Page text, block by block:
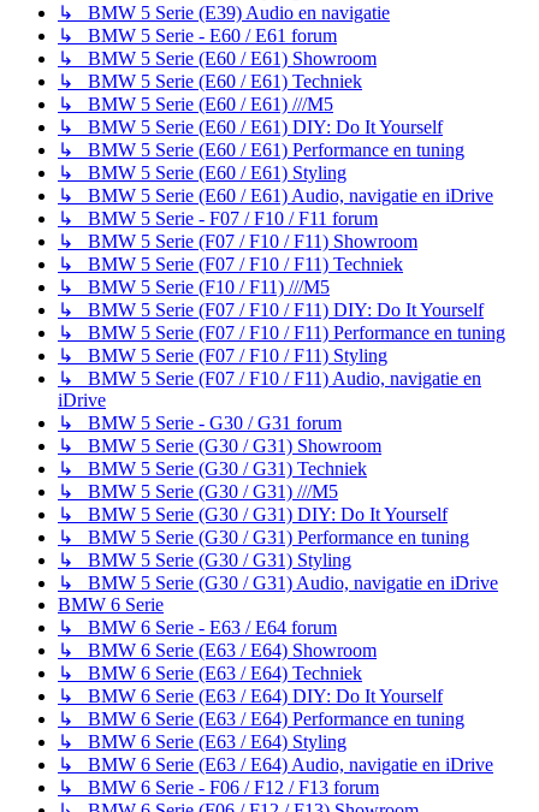
↳ BMW 5 Serie (E39) Audio en navigatie
↳ BMW 5 Serie - E60 / E61 forum
↳ BMW 5 Serie (E60 / E61) Showroom
↳ BMW 5 Serie (E60 / E61) Techniek
↳ BMW 5 Serie (E60 / E61) ///M5
↳ BMW 5 Serie (E60 / E61) DIY: Do It Yourself
↳ BMW 5 Serie (E60 / E61) Performance en tuning
↳ BMW 5 Serie (E60 / E61) Styling
↳ BMW 5 Serie (E60 / E61) Audio, navigatie en iDrive
↳ BMW 5 Serie - F07 / F10 / F11 forum
↳ BMW 5 Serie (F07 / F10 / F11) Showroom
↳ BMW 5 Serie (F07 / F10 / F11) Techniek
↳ BMW 5 Serie (F10 / F11) ///M5
↳ BMW 5 Serie (F07 / F10 / F11) DIY: Do It Yourself
↳ BMW 5 Serie (F07 / F10 / F11) Performance en tuning
↳ BMW 5 Serie (F07 / F10 / F11) Styling
↳ BMW 5 Serie (F07 / F10 / F11) Audio, navigatie en
iDrive
↳ BMW 5 Serie - G30 / G31 forum
↳ BMW 5 Serie (G30 / G31) Showroom
↳ BMW 5 Serie (G30 / G31) Techniek
↳ BMW 5 Serie (G30 / G31) ///M5
↳ BMW 5 Serie (G30 / G31) DIY: Do It Yourself
↳ BMW 5 Serie (G30 / G31) Performance en tuning
↳ BMW 5 Serie (G30 / G31) Styling
↳ BMW 5 Serie (G30 / G31) Audio, navigatie en iDrive
BMW 6 Serie
↳ BMW 6 Serie - E63 / E64 forum
↳ BMW 6 Serie (E63 / E64) Showroom
↳ BMW 6 Serie (E63 / E64) Techniek
↳ BMW 6 Serie (E63 / E64) DIY: Do It Yourself
↳ BMW 6 Serie (E63 / E64) Performance en tuning
↳ BMW 6 Serie (E63 / E64) Styling
↳ BMW 6 Serie (E63 / E64) Audio, navigatie en iDrive
↳ BMW 6 Serie - F06 / F12 / F13 forum